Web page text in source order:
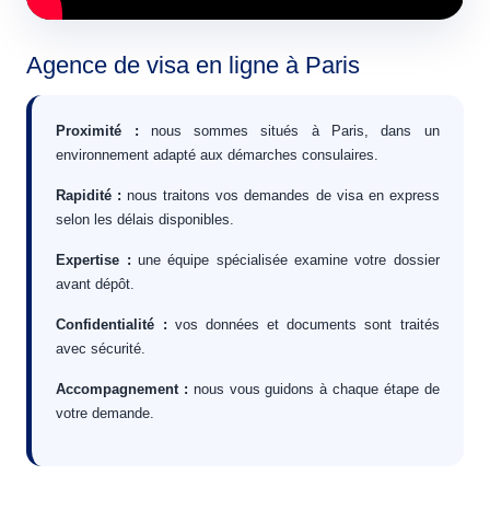
Agence de visa en ligne à Paris
Proximité : nous sommes situés à Paris, dans un
environnement adapté aux démarches consulaires.
Rapidité : nous traitons vos demandes de visa en express
selon les délais disponibles.
Expertise : une équipe spécialisée examine votre dossier
avant dépôt.
Confidentialité : vos données et documents sont traités
avec sécurité.
Accompagnement : nous vous guidons à chaque étape de
votre demande.